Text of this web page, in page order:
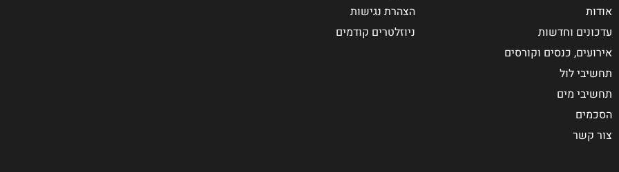
אודות
עדכונים וחדשות
אירועים, כנסים וקורסים
תחשיבי לול
תחשיבי מים
הסכמים
צור קשר
הצהרת נגישות
ניוזלטרים קודמים